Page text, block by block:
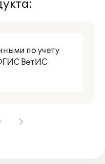
по учету
ВетИС